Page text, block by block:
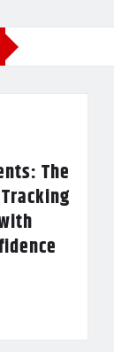
The